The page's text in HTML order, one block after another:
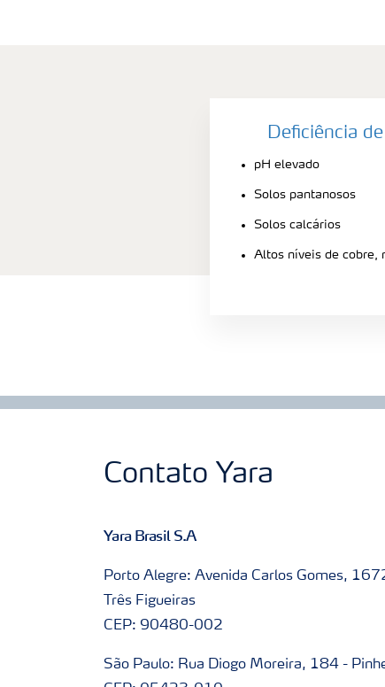
Deficiência
pH elevado
Solos pantanosos
Solos calcários
Altos níveis de cobre,
Contato Yara
Yara Brasil S.A
Porto Alegre: Avenida Carlos Gomes,
Três Figueiras
CEP: 90480-002
São Paulo: Rua Diogo Moreira, 184 -